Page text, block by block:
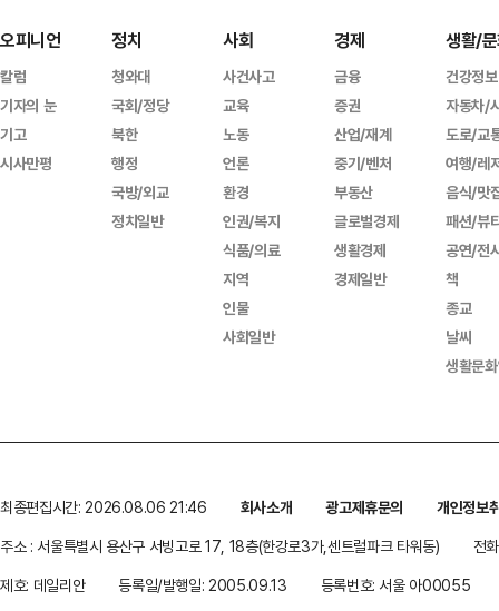
오피니언
칼럼
기자의 눈
기고
시사만평
정치
청와대
국회/정당
북한
행정
국방/외교
정치일반
사회
사건사고
교육
노동
언론
환경
인권/복지
식품/의료
지역
인물
사회일반
경제
금융
증권
산업/재계
중기/벤처
부동산
글로벌경제
생활경제
경제일반
생활/
건강정보
자동차/
도로/교
여행/레
음식/맛
패션/뷰
공연/전
책
종교
날씨
생활문
최종편집시간: 2026.08.06 21:46 회사소개 광고제휴문의
개인정보
주소 : 서울특별시 용산구 서빙고로 17, 18층(한강로3가,센트럴파크 타워동)
전
제호: 데일리안
등록일/발행일: 2005.09.13 등록번호: 서울 아00055